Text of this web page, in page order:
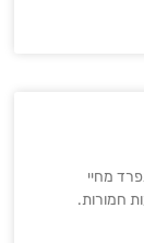
מחיי
חמורות.